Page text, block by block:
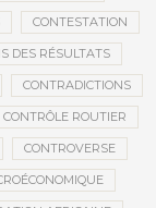
CONTESTATION
DES RÉSULTATS
CONTRADICTIONS
CONTRÔLE ROUTIER
CONTROVERSE